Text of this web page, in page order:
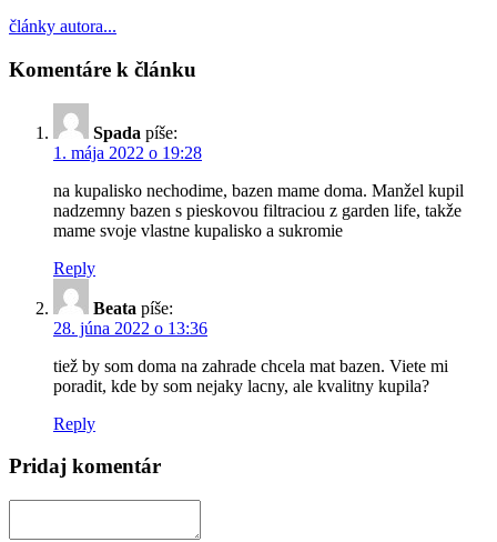
články autora...
Komentáre k článku
Spada píše:
1. mája 2022 o 19:28
na kupalisko nechodime, bazen mame doma. Manžel kupil
nadzemny bazen s pieskovou filtraciou z garden life, takže
mame svoje vlastne kupalisko a sukromie
Reply
Beata píše:
28. júna 2022 o 13:36
tiež by som doma na zahrade chcela mat bazen. Viete mi
poradit, kde by som nejaky lacny, ale kvalitny kupila?
Reply
Pridaj komentár